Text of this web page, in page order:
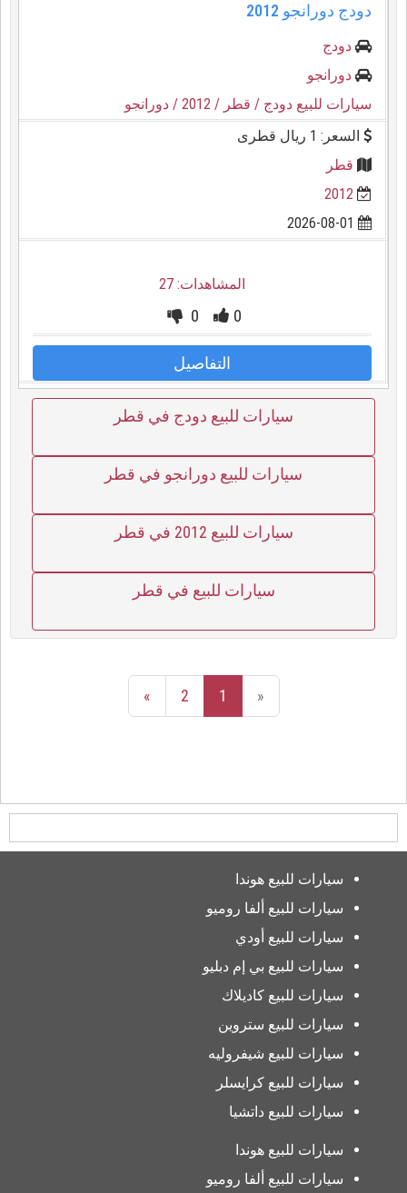
دودج دورانجو 2012
دودج
دورانجو
سيارات للبيع دودج / قطر / 2012
/ دورانجو
السعر: 1 ريال قطرى
قطر
2012
المشاهدات: 27
0
0
التفاصيل
سيارات للبيع دودج في قطر
سيارات للبيع دورانجو في قطر
سيارات للبيع 2012 في قطر
سيارات للبيع في قطر
«
1
2
»
سيارات للبيع هوندا
سيارات للبيع ألفا روميو
سيارات للبيع أودي
سيارات للبيع بي إم دبليو
سيارات للبيع كاديلاك
سيارات للبيع ستروين
سيارات للبيع شيفروليه
سيارات للبيع كرايسلر
سيارات للبيع داتشيا
سيارات للبيع هوندا
سيارات للبيع ألفا روميو